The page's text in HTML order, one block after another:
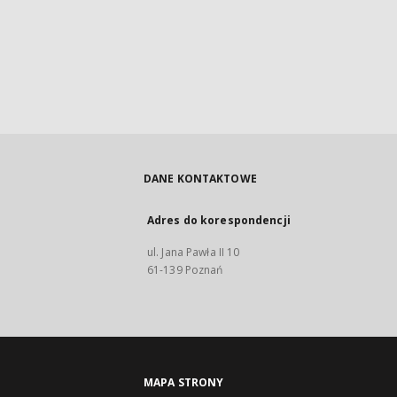
DANE KONTAKTOWE
Adres do korespondencji
ul. Jana Pawła II 10
61-139 Poznań
MAPA STRONY